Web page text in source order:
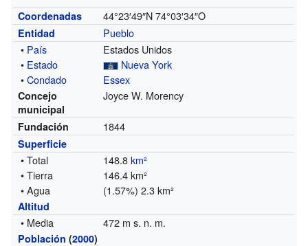
Coordenadas 44°23′49″N 74°03′34″O
Entidad
Pueblo
• País
Estados Unidos
• Estado
Nueva York
•Condado Essex
Concejo
municipal
Joyce W. Morency
Fundación 1844
Superficie
• Total 148.8km²
• Tierra
146.4 km²
• Agua
(1.57%) 2.3 km²
Altitud
• Media 472 m s. n. m.
Población (2000)